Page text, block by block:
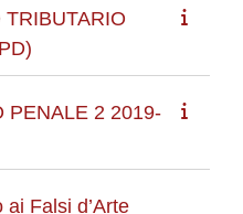
PENALE 2 2019-
Falsi d’Arte